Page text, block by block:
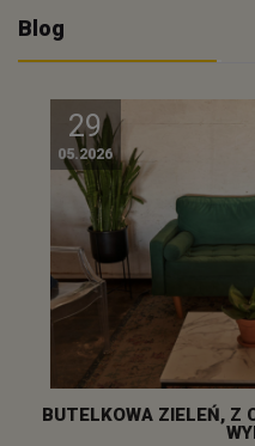
Blog
29
05.2026
BUTELKOWA ZIELEŃ, Z